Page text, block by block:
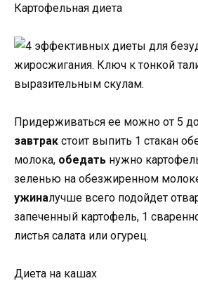
Картофельная диета
Придерживаться ее можно от 5
завтрак стоит выпить 1 стакан
молока, обедать нужно
зеленью на обезжиренном
ужиналучше всего подойдет
запеченный картофель, 1
листья салата или огурец.
Диета на кашах